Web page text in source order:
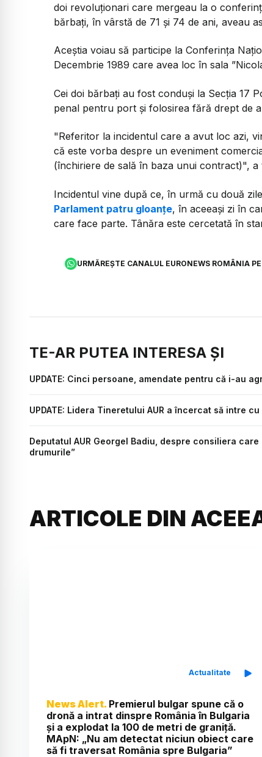
doi revoluționari care mergeau la o
bărbați, în vârstă de 71 și 74 de ani, aveau
Aceștia voiau să participe la Conferința
Decembrie 1989 care avea loc în sala
Cei doi bărbaţi au fost conduşi la Secţia 17
penal pentru port şi folosirea fără drept de
"Referitor la incidentul care a avut loc azi,
că este vorba despre un eveniment
(închiriere de sală în baza unui contract)", a
Incidentul vine după ce, în urmă cu două
Parlament patru gloanțe, în aceeași zi în
care face parte. Tânăra este cercetată în
URMĂREȘTE CANALUL EURONEWS ROMÂNIA
TE-AR PUTEA INTERESA ȘI
UPDATE: Cinci persoane, amendate pentru că i-au
UPDATE: Lidera Tineretului AUR a încercat să intre
Deputatul AUR Georgel Badiu, despre consiliera
drumurile”
ARTICOLE DIN
Actualitate
News Alert. Premierul bulgar spune că o
dronă a intrat dinspre România în Bulgaria
și a explodat la 100 de metri de graniță.
MApN: „Nu am detectat niciun obiect care
să fi traversat România spre Bulgaria”